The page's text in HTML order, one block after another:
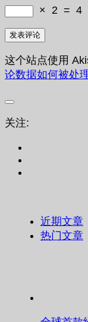
× 2 = 4
这个站点使用
论数据如何被处
关注:
近期文章
热门文章